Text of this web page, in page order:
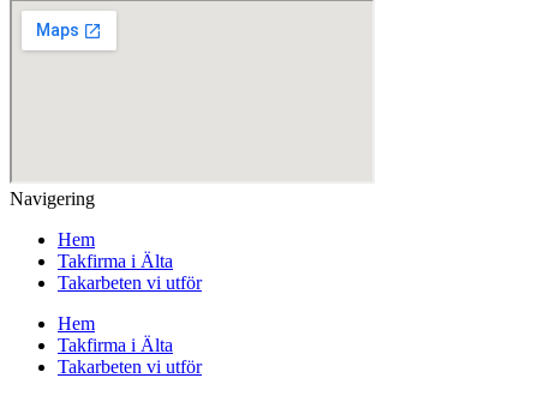
Navigering
Hem
Takfirma i Älta
Takarbeten vi utför
Hem
Takfirma i Älta
Takarbeten vi utför